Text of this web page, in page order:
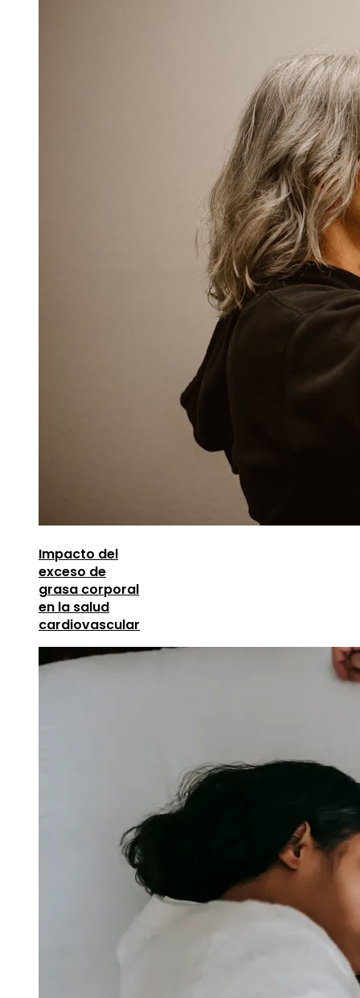
Impacto del
exceso de
grasa corporal
en la salud
cardiovascular